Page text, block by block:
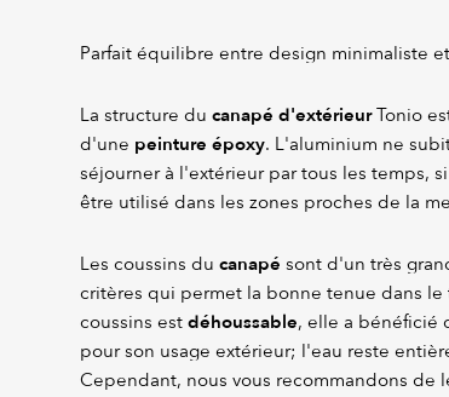
Parfait équilibre entre design minimaliste
La structure du canapé d'extérieurTonio
d'une peinture époxy. L'aluminium ne
séjourner à l'extérieur par tous les temps,
être utilisé dans les zones proches de la
Les coussins du canapé sont d'un très
critères qui permet la bonne tenue dans le
coussins est déhoussable, elle a bénéficié
pour son usage extérieur; l'eau reste
Cependant, nous vous recommandons de